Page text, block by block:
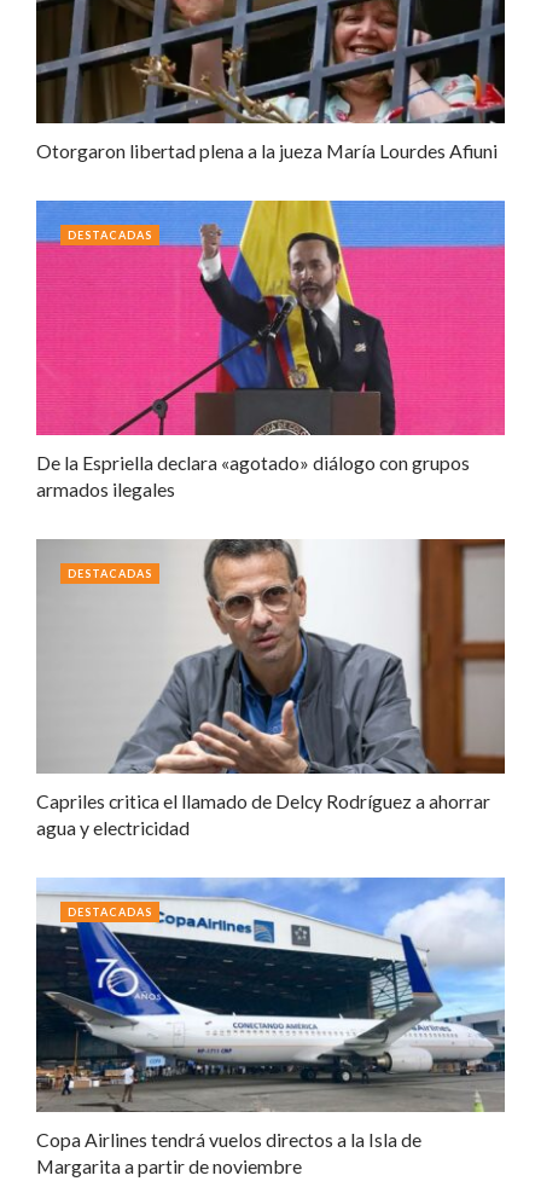
Otorgaron libertad plena a la jueza María Lourdes Afiuni
De la Espriella declara «agotado» diálogo con grupos
armados ilegales
DESTACADAS
Capriles critica el llamado de Delcy Rodríguez a ahorrar
agua y electricidad
DESTACADAS
Copa Airlines tendrá vuelos directos a la Isla de
Margarita a partir de noviembre
DESTACADAS